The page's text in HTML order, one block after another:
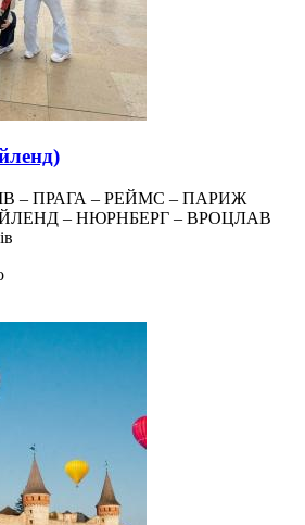
– ПРАГА – РЕЙМС – ПАРИЖ
– НЮРНБЕРГ – ВРОЦЛАВ